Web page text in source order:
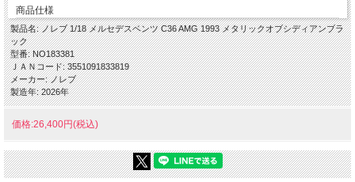
商品仕様
製品名: ノレブ 1/18 メルセデスベンツ C36 AMG 1993 メタリックオブシディアンブラ
ック
型番: NO183381
ＪＡＮコード: 3551091833819
メーカー: ノレブ
製造年: 2026年
価格:26,400円(税込)